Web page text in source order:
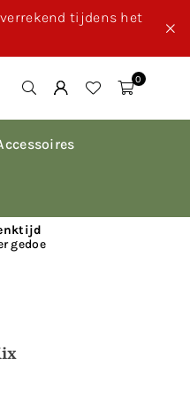
tijdens het
0
gedoe